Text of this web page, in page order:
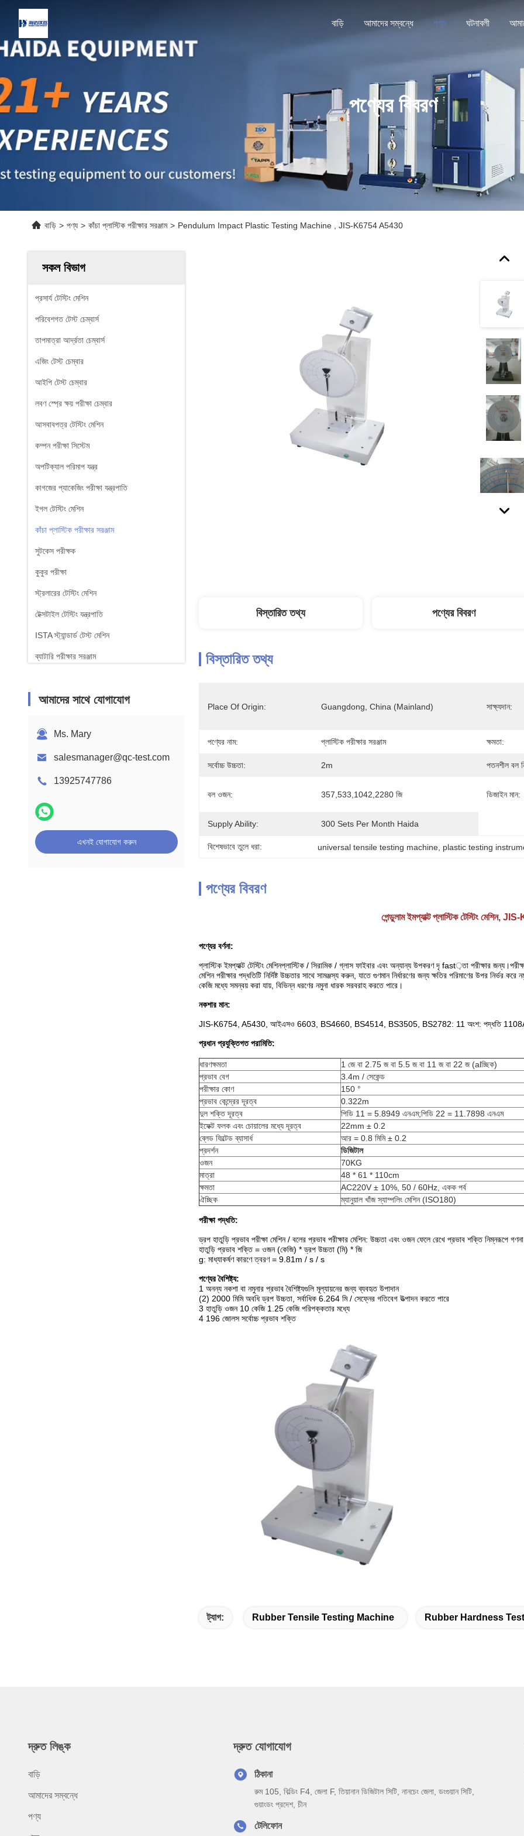
বাড়ি আমাদের সম্বন্ধে পণ্য ঘটনাবলী
পণ্যের বিবরণ
বাড়ি > পণ্য > কাঁচা প্লাস্টিক পরীক্ষার সরঞ্জাম > Pendulum Impact Plastic Testing Machine , JIS-K6754 A5430
সকল বিভাগ
প্রসার্য টেস্টিং মেশিন
পরিবেশগত টেস্ট চেম্বার্স
তাপমাত্রা আর্দ্রতা চেম্বার্স
এজিং টেস্ট চেম্বার
আইপি টেস্ট চেম্বার
লবণ স্প্রে ক্ষয় পরীক্ষা চেম্বার
আসবাবপত্র টেস্টিং মেশিন
কম্পন পরীক্ষা সিস্টেম
অপটিক্যাল পরিমাপ যন্ত্র
কাগজের প্যাকেজিং পরীক্ষা যন্ত্রপাতি
ইগল টেস্টিং মেশিন
কাঁচা প্লাস্টিক পরীক্ষার সরঞ্জাম
সুটকেস পরীক্ষক
কুকুর পরীক্ষা
স্ট্রলারের টেস্টিং মেশিন
টেক্সটাইল টেস্টিং যন্ত্রপাতি
ISTA স্ট্যান্ডার্ড টেস্ট মেশিন
ব্যাটারি পরীক্ষার সরঞ্জাম
জ্বলনযোগ্যতা পরীক্ষার সরঞ্জাম
আমাদের সাথে যোগাযোগ
Ms. Mary
salesmanager@qc-test.com
13925747786
এখনই যোগাযোগ করুন
বিস্তারিত তথ্য পণ্যের বিবরণ
বিস্তারিত তথ্য
Place Of Origin: Guangdong, China (Mainland) সাক্ষ্যদান:
পণ্যের নাম: প্লাস্টিক পরীক্ষার সরঞ্জাম ক্ষমতা:
সর্বোচ্চ উচ্চতা: 2m পতনশীল বল
বল ওজন: 357,533,1042,2280 জি ডিজাইন মান:
Supply Ability: 300 Sets Per Month Haida
বিশেষভাবে তুলে ধরা: universal tensile testing machine plastic testing
পণ্যের বিবরণ
পেন্ডুলাম ইমপ্যাক্ট প্লাস্টিক টেস্টিং মেশিন,
পণ্যের বর্ণনা:
প্লাস্টিক ইমপ্যাক্ট টেস্টিং মেশিনপ্লাস্টিক / সিরামিক / গ্লাস ফাইবার এবং অন্যান্য উপকরণ দৃ fast়তা পরীক্ষার
মেশিন পরীক্ষার পদ্ধতিটি নির্দিষ্ট উচ্চতার সাথে সামঞ্জস্য করুন, যাতে গুণমান নির্ধারণের জন্য ক্ষতির পরিমাণের উপর
কেজি মধ্যে সমন্বয় করা যায়, বিভিন্ন ধরণের নমুনা ধারক সরবরাহ করতে পারে।
নকশার মান:
JIS-K6754, A5430, আইএসও 6603, BS4660, BS4514, BS3505, BS2782: 11 অংশ: পদ্ধতি
প্রধান প্রযুক্তিগত পরামিতি:
ধারণক্ষমতা
1 জে বা 2.75 জ বা 5.5 জ বা 11 জ বা 22 জ (alচ্ছিক)
প্রভাব বেগ
3.4m / সেকেন্ড
পরীক্ষার কোণ
150 °
প্রভাব কেন্দ্রের দূরত্ব
0.322m
দুল শক্তি দূরত্ব
পিডি 11 = 5.8949 এনএম;পিডি 22 = 11.7898 এনএম
ইফেক্ট ফলক এবং চোয়ালের মধ্যে দূরত্ব
22mm ± 0.2
ব্লেড ফিল্টেড ব্যাসার্ধ
আর = 0.8 মিমি ± 0.2
প্রদর্শন
ডিজিটাল
ওজন
70KG
মাত্রা
48 * 61 * 110cm
ক্ষমতা
AC220V ± 10%, 50 / 60Hz, একক পর্ব
ঐচ্ছিক
ম্যানুয়াল খাঁজ স্যাম্পলিং মেশিন (ISO180)
পরীক্ষা পদ্ধতি:
ড্রপ হাতুড়ি প্রভাব পরীক্ষা মেশিন / বলের প্রভাব পরীক্ষার মেশিন: উচ্চতা এবং ওজন ফেলে রেখে প্রভাব শক্তি নিম্নরূপে
হাতুড়ি প্রভাব শক্তি = ওজন (কেজি) * ড্রপ উচ্চতা (মি) * জি
g: মাধ্যাকর্ষণ কারণে ত্বরণ = 9.81m / s / s
পণ্যের বৈশিষ্ট্য:
1 অনন্য নকশা বা নমুনার প্রভাব বৈশিষ্ট্যগুলি মূল্যায়নের জন্য ব্যবহৃত উপাদান
(2) 2000 মিমি অবধি ড্রপ উচ্চতা, সর্বাধিক 6.264 মি / সেফ্নের গতিবেগ উত্পাদন করতে পারে
3 হাতুড়ি ওজন 10 কেজি 1.25 কেজি পরিপক্কতার মধ্যে
4 196 জোলস সর্বোচ্চ প্রভাব শক্তি
ট্যাগ: Rubber Tensile Testing Machine Rubber Hardness
দ্রুত লিঙ্ক
বাড়ি
আমাদের সম্বন্ধে
পণ্য
দ্রুত যোগাযোগ
ঠিকানা
রুম 105, বিল্ডিং F4, জেলা F, তিয়ানান ডিজিটাল সিটি, নানচেং জেলা, ডংগুয়ান সিটি,
গুয়াংডং প্রদেশ, চীন
টেলিফোন